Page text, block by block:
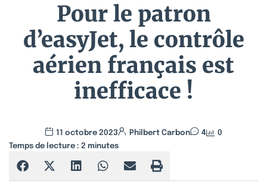
Pour le patron
d’easyJet, le contrôle
aérien français est
inefficace !
11 octobre 2023 Philbert Carbon 4
0
Temps de lecture : 2 minutes